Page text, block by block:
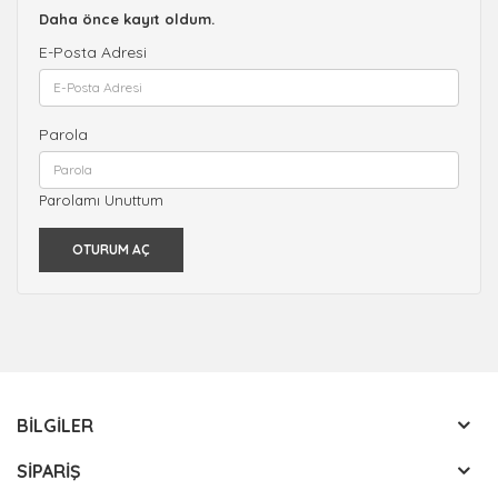
Daha önce kayıt oldum.
E-Posta Adresi
Parola
Parolamı Unuttum
BILGILER
SIPARIŞ